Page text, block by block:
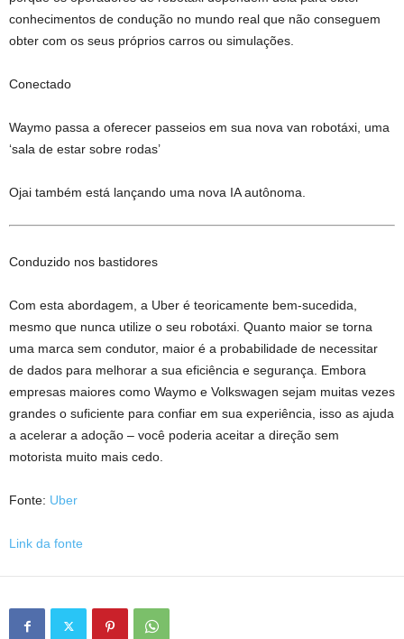
conhecimentos de condução no mundo real que não conseguem
obter com os seus próprios carros ou simulações.
Conectado
Waymo passa a oferecer passeios em sua nova van robotáxi, uma
‘sala de estar sobre rodas’
Ojai também está lançando uma nova IA autônoma.
Conduzido nos bastidores
Com esta abordagem, a Uber é teoricamente bem-sucedida,
mesmo que nunca utilize o seu robotáxi. Quanto maior se torna
uma marca sem condutor, maior é a probabilidade de necessitar
de dados para melhorar a sua eficiência e segurança. Embora
empresas maiores como Waymo e Volkswagen sejam muitas vezes
grandes o suficiente para confiar em sua experiência, isso as ajuda
a acelerar a adoção – você poderia aceitar a direção sem
motorista muito mais cedo.
Fonte: Uber
Link da fonte